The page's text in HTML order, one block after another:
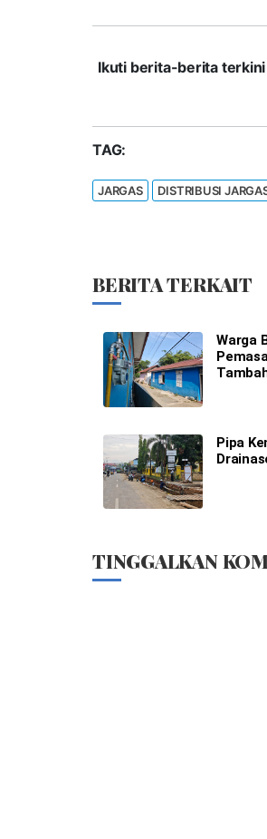
Ikuti berita-berita
TAG:
JARGAS DISTRIBUSI
BERITA TERKAIT
Warga
Pipa
TINGGALKAN